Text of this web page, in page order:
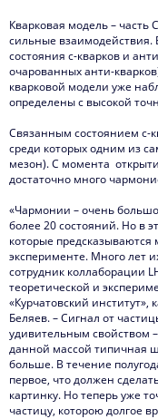
Кварковая модель –
сильные взаимодействия.
состояния c-кварков и
очарованных анти-
кварковой модели уже
определены с высокой
Связанным состоянием c-
среди которых одним из
мезон). С момента
достаточно много
«Чармонии – очень
более 20 состояний. Но в
которые
эксперименте. Много лет
сотрудник коллаборации
теоретической и
«Курчатовский
Беляев. – Сигнал от
удивительным свойством
данной массой типичная
больше. В течение
первое, что должен
картинку. Но теперь уже
частицу, которою долгое